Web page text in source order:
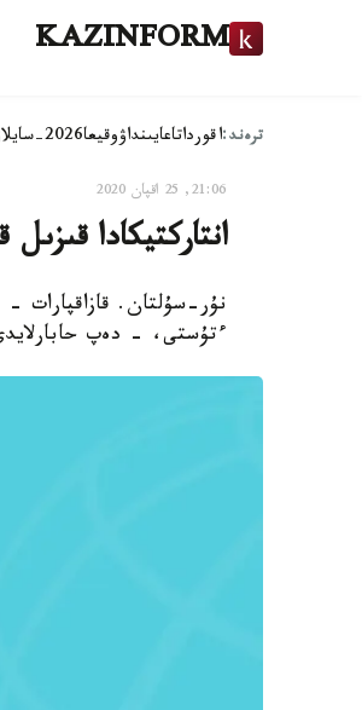
KAZINFORM
ترەند:اقورداتاعايىنداۋوقيعا2026-سايلاۋ
21:06, 25 اقپان 2020
انتاركتيكادا
نۇر-سۇلتان. قازاقپارات -
ءتۇستى، - دەپ